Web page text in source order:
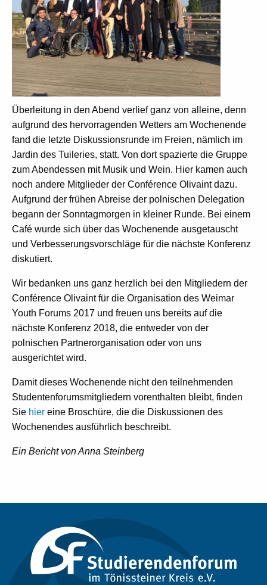
Überleitung in den Abend verlief ganz von alleine, denn
aufgrund des hervorragenden Wetters am Wochenende
fand die letzte Diskussionsrunde im Freien, nämlich im
Jardin des Tuileries, statt. Von dort spazierte die Gruppe
zum Abendessen mit Musik und Wein. Hier kamen auch
noch andere Mitglieder der Conférence Olivaint dazu.
Aufgrund der frühen Abreise der polnischen Delegation
begann der Sonntagmorgen in kleiner Runde. Bei einem
Café wurde sich über das Wochenende ausgetauscht
und Verbesserungsvorschläge für die nächste Konferenz
diskutiert.
Wir bedanken uns ganz herzlich bei den Mitgliedern der
Conférence Olivaint für die Organisation des Weimar
Youth Forums 2017 und freuen uns bereits auf die
nächste Konferenz 2018, die entweder von der
polnischen Partnerorganisation oder von uns
ausgerichtet wird.
Damit dieses Wochenende nicht den teilnehmenden
Studentenforumsmitgliedern vorenthalten bleibt, finden
Sie hier eine Broschüre, die die Diskussionen des
Wochenendes ausführlich beschreibt.
Ein Bericht von Anna Steinberg